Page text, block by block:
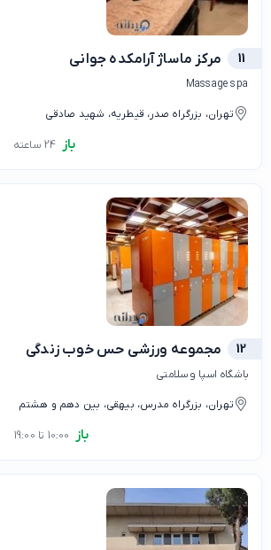
11 مرکز ماساژ آرامکده جوانی
Massage spa
تهران، بزرگراه صدر، قیطریه، شهید صادقی
باز
12 مجموعه ورزشی حس خوب زندگی
باشگاه اسپا و سلامتی
تهران، بزرگراه مدرس، بیهقی، بین دهم و هشتم
باز